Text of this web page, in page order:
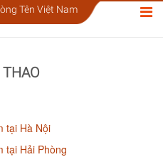
Tên Việt Nam
tại Hà Nội
tại Hải Phòng